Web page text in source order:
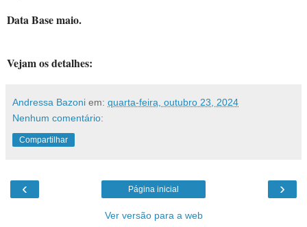
Data Base maio.
Vejam os detalhes:
Andressa Bazoni em: quarta-feira, outubro 23, 2024
Nenhum comentário:
Compartilhar
‹ ›
Página inicial
Ver versão para a web